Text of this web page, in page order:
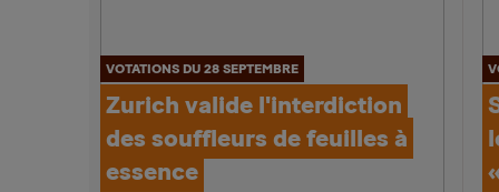
VOTATIONS DU 28 SEPTEMBRE
Zurich valide l'interdiction
des souffleurs de feuilles à
essence